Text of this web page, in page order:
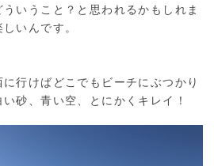
いうこと？と思われるかもしれま
いんです。
行けばどこでもビーチにぶつかり
砂、青い空、とにかくキレイ！